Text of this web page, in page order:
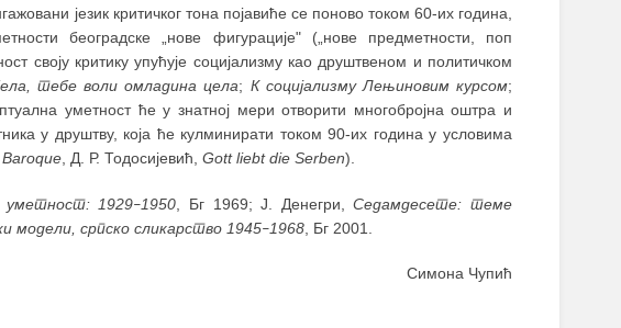
језик критичког тона појавиће се поново током 60-их година,
београдске „нове фигурације" („нове предметности, поп
своју критику упућује социјализму као друштвеном и политичком
тебе воли омладина цела; К социјализму Лењиновим курсом;
уметност ће у знатној мери отворити многобројна оштра и
у друштву, која ће кулминирати током 90-их година у условима
, Д. Р. Тодосијевић, Gott liebt die Serben).
уметност: 1929–1950 , Бг 1969; Ј. Денегри,Седамдесете: теме
модели, српско сликарство 1945–1968 , Бг 2001.
Симона Чупић